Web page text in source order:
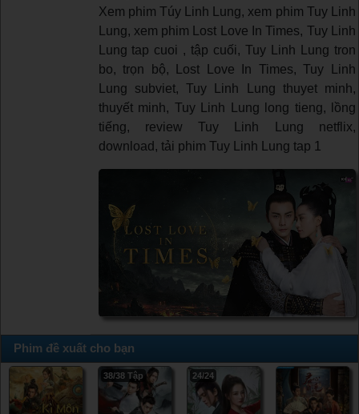
Xem phim Túy Linh Lung, xem phim Tuy Linh
Lung, xem phim Lost Love In Times, Tuy Linh
Lung tap cuoi , tập cuối, Tuy Linh Lung tron
bo, trọn bộ, Lost Love In Times, Tuy Linh
Lung subviet, Tuy Linh Lung thuyet minh,
thuyết minh, Tuy Linh Lung long tieng, lồng
tiếng, review Tuy Linh Lung netflix,
download, tải phim Tuy Linh Lung tap 1
Phim đề xuất cho bạn
38/38 Tập 24/24